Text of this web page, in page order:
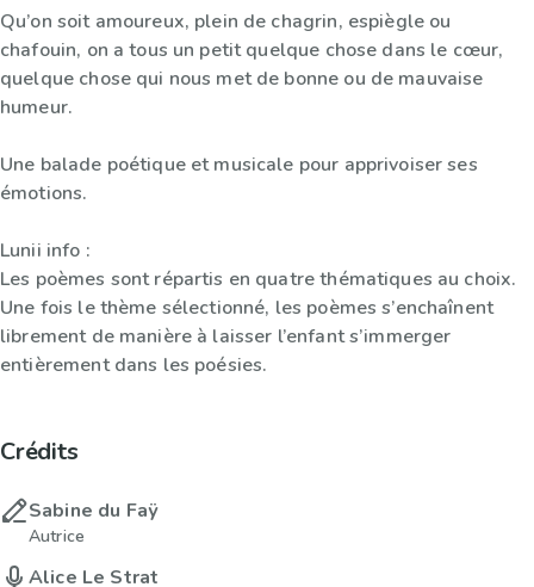
Qu’on soit amoureux, plein de chagrin, espiègle ou
chafouin, on a tous un petit quelque chose dans le cœur,
quelque chose qui nous met de bonne ou de mauvaise
humeur.
Une balade poétique et musicale pour apprivoiser ses
émotions.
Lunii info :
Les poèmes sont répartis en quatre thématiques au choix.
Une fois le thème sélectionné, les poèmes s’enchaînent
librement de manière à laisser l’enfant s’immerger
entièrement dans les poésies.
Crédits
Sabine du Faÿ
Autrice
Alice Le Strat